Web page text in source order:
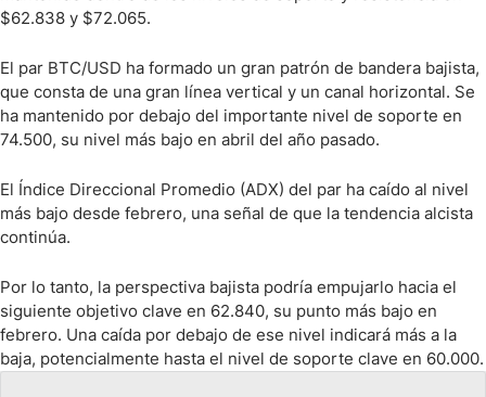
$62.838 y $72.065.
El par BTC/USD ha formado un gran patrón de bandera bajista,
que consta de una gran línea vertical y un canal horizontal. Se
ha mantenido por debajo del importante nivel de soporte en
74.500, su nivel más bajo en abril del año pasado.
El Índice Direccional Promedio (ADX) del par ha caído al nivel
más bajo desde febrero, una señal de que la tendencia alcista
continúa.
Por lo tanto, la perspectiva bajista podría empujarlo hacia el
siguiente objetivo clave en 62.840, su punto más bajo en
febrero. Una caída por debajo de ese nivel indicará más a la
baja, potencialmente hasta el nivel de soporte clave en 60.000.